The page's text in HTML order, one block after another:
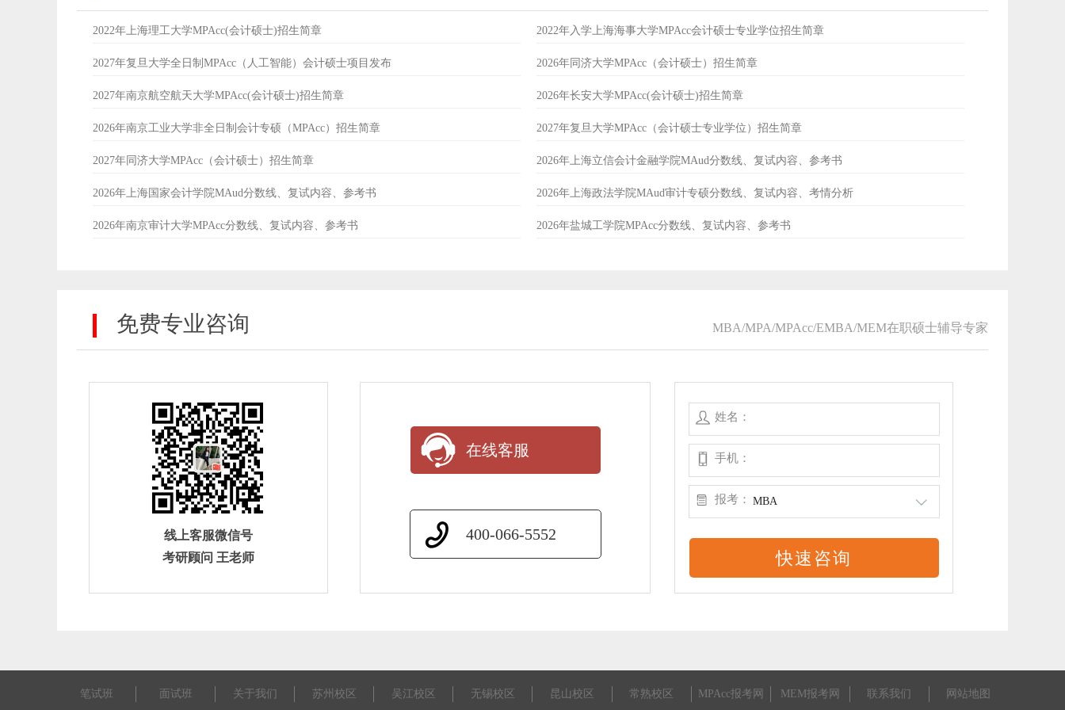
2022年上海理工大学MPAcc(会计硕士)招生简章 2022年入学上海海事大学MPAcc会计硕士专业学位招生简章
2027年复旦大学全日制MPAcc（人工智能）会计硕士项目发布 2026年同济大学MPAcc（会计硕士）招生简章
2027年南京航空航天大学MPAcc(会计硕士)招生简章 2026年长安大学MPAcc(会计硕士)招生简章
2026年南京工业大学非全日制会计专硕（MPAcc）招生简章 2027年复旦大学MPAcc（会计硕士专业学位）招生简章
2027年同济大学MPAcc（会计硕士）招生简章 2026年上海立信会计金融学院MAud分数线、复试内容、参考书
2026年上海国家会计学院MAud分数线、复试内容、参考书 2026年上海政法学院MAud审计专硕分数线、复试内容、考情分析
2026年南京审计大学MPAcc分数线、复试内容、参考书 2026年盐城工学院MPAcc分数线、复试内容、参考书
免费专业咨询 MBA/MPA/MPAcc/EMBA/MEM在职硕士辅导专家
线上客服微信号
考研顾问 王老师
在线客服
400-066-5552
姓名：
手机：
报考： MBA
笔试班 面试班 关于我们 苏州校区 吴江校区 无锡校区 昆山校区 常熟校区 MPAcc报考网 MEM报考网 联系我们 网站地图